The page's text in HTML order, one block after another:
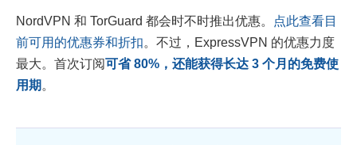
NordVPN 和 TorGuard 都会时不时推出优惠。
点此查看目
前可用的优惠券和折扣。不过，ExpressVPN 的优惠力度
最大。首次订阅 可省80%，还能获得长达 3 个月的免费使
用期。